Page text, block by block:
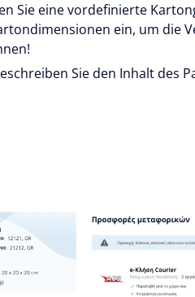
Sie eine vordefinierte
ein, um die
Sie den Inhalt des